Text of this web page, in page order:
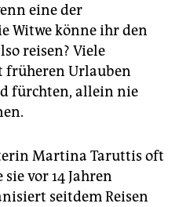
eine der
Witwe könne ihr den
reisen? Viele
früheren Urlauben
fürchten, allein nie
Martina Taruttis oft
vor 14 Jahren
seitdem Reisen